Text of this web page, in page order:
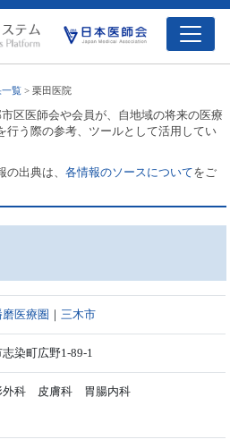
一覧 > 栗田医院
区医師会や会員が、自地域の将来の医療
行う際の参考、ツールとして活用してい
の出典は、各情報のソースについてをご
磨医療圏 ｜ 三木市
染町広野1-89-1
科 皮膚科 胃腸内科